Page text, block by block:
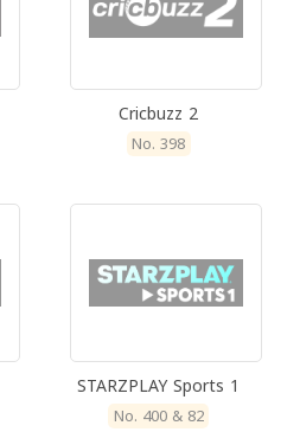
Cricbuzz 2
No. 398
STARZPLAY Sports 1
No. 400 & 82